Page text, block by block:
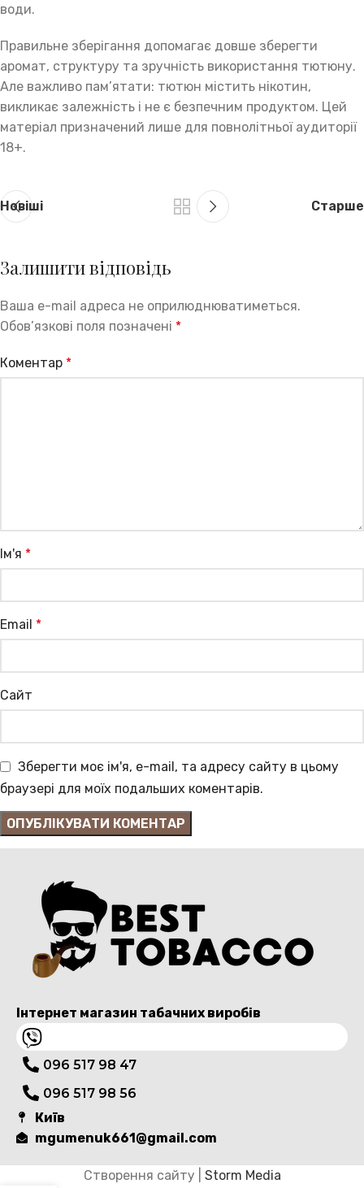
води.
Правильне зберігання допомагає довше зберегти
аромат, структуру та зручність використання тютюну.
Але важливо пам’ятати: тютюн містить нікотин,
викликає залежність і не є безпечним продуктом. Цей
матеріал призначений лише для повнолітньої аудиторії
18+.
Новіші Старше
Залишити відповідь
Ваша e-mail адреса не оприлюднюватиметься.
Обов’язкові поля позначені *
Коментар *
Ім'я *
Email *
Сайт
Зберегти моє ім'я, e-mail, та адресу сайту в цьому
браузері для моїх подальших коментарів.
Інтернет магазин табачних виробів
096 517 98 47
096 517 98 56
Київ
mgumenuk661@gmail.com
Створення сайту | Storm Media